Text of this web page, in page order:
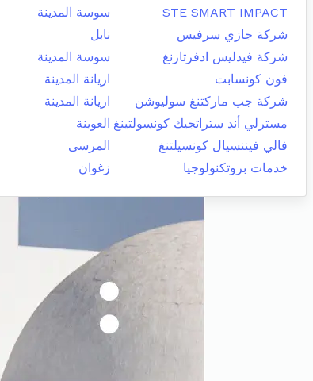
STE SMART IMPACT
سوسة المدينة
شركة جازي سرفيس
نابل
شركة فيدليس ادفرتازنغ
سوسة المدينة
فون كونسابت
اريانة المدينة
شركة جب ماركتنغ سوليوشن
اريانة المدينة
مسترلي أند ستراتجيك كونسولتينغ العوينة
فالي فيننسيال كونسيلتنغ
المرسى
خدمات بروتكنولوجيا
زغوان